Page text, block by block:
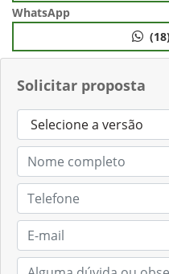
Solicitar proposta
WhatsApp